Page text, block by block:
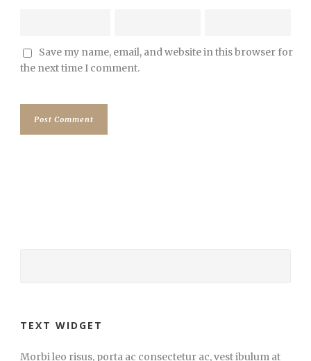
Save my name, email, and website in this browser for
the next time I comment.
TEXT WIDGET
Morbi leo risus, porta ac consectetur ac, vest ibulum at